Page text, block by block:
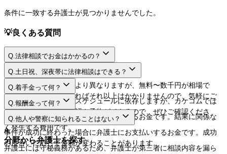
条件に一致する弁護士が見つかりませんでした。
💡良くある質問
Q.法律相談でお金はかかるの？
A.
法律相談料は弁護士により異なりますが、無料〜数千円が相場で
す。相談するだけであればそれ以上はかかりませんので、気軽にご
利用してください。
Q.土日祝、深夜帯に法律相談はできる？
A.
日程や時間は弁護士のスケジュールに依存しますが、カケコムでは
ネットから空き枠の確認や予約ができるので、ぜひご確認くださ
い。
Q.着手金って何？
A.
弁護士に事件を依頼する際にお支払いするお金です。結果に関係な
く発生する費用です。
Q.報酬金って何？
A.
事件が成功に終わった場合に弁護士にお支払いするお金です。成功
の度合いに応じて金額が変わることがあります。
Q.他人や警察に知られることはない？
A.
弁護士には守秘義務があるため、弁護士が第三者に相談内容を漏ら
分野から弁護士を探す